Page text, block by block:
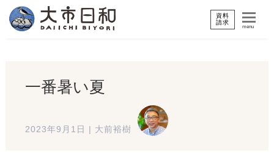
資料
請求
menu
一番暑い夏
2023年9月1日 大前裕樹